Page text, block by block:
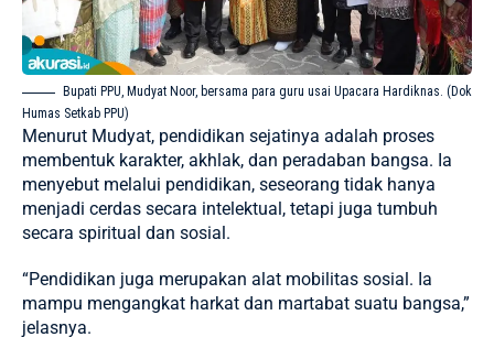
Bupati PPU, Mudyat Noor, bersama para guru usai Upacara Hardiknas. (Dok
Humas Setkab PPU)
Menurut Mudyat, pendidikan sejatinya adalah proses
membentuk karakter, akhlak, dan peradaban bangsa. Ia
menyebut melalui pendidikan, seseorang tidak hanya
menjadi cerdas secara intelektual, tetapi juga tumbuh
secara spiritual dan sosial.
“Pendidikan juga merupakan alat mobilitas sosial. Ia
mampu mengangkat harkat dan martabat suatu bangsa,”
jelasnya.